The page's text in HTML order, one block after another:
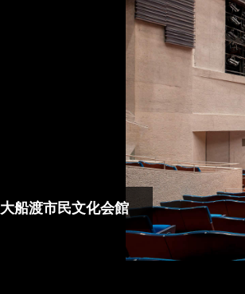
大船渡市民文化会館